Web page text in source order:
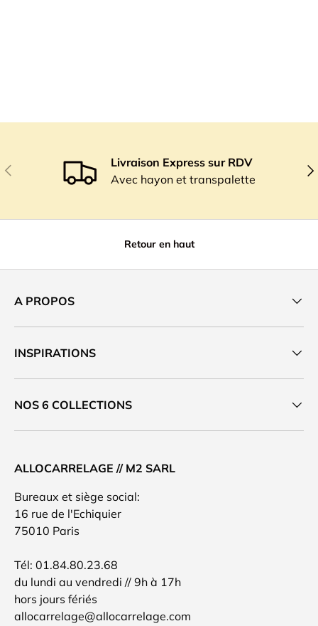
Précédent
Livraison Express sur RDV
Avec hayon et transpalette
Retour en haut
A PROPOS
INSPIRATIONS
NOS 6 COLLECTIONS
ALLOCARRELAGE // M2 SARL
Bureaux et siège social:
16 rue de l'Echiquier
75010 Paris
Tél: 01.84.80.23.68
du lundi au vendredi // 9h à 17h
hors jours fériés
allocarrelage@allocarrelage.com